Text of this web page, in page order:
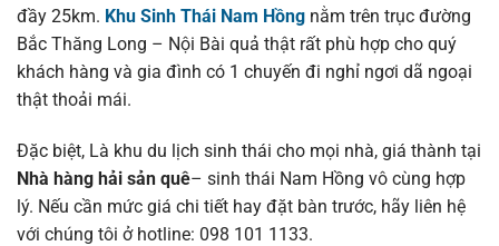
đầy 25km. Khu Sinh Thái Nam Hồng nằm trên trục đường
Bắc Thăng Long – Nội Bài quả thật rất phù hợp cho quý
khách hàng và gia đình có 1 chuyến đi nghỉ ngơi dã ngoại
thật thoải mái.
Đặc biệt, Là khu du lịch sinh thái cho mọi nhà, giá thành tại
Nhà hàng hải sản quê– sinh thái Nam Hồng vô cùng hợp
lý. Nếu cần mức giá chi tiết hay đặt bàn trước, hãy liên hệ
với chúng tôi ở hotline: 098 101 1133.